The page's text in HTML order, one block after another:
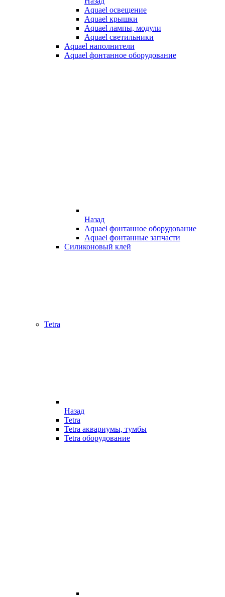
Aquael освещение
Aquael крышки
Aquael лампы, модули
Aquael светильники
Aquael наполнители
Aquael фонтанное оборудование
Назад
Aquael фонтанное оборудование
Aquael фонтанные запчасти
Силиконовый клей
Tetra
Назад
Tetra
Tetra аквариумы, тумбы
Tetra оборудование